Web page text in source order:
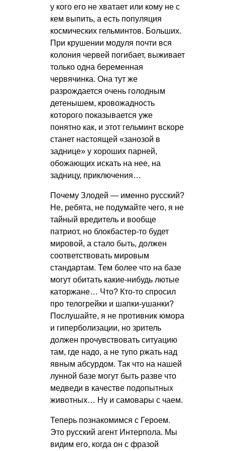
у кого его не хватает или кому не с
кем выпить, а есть популяция
космических гельминтов. Больших.
При крушении модуля почти вся
колония червей погибает, выживает
только одна беременная
червячинка. Она тут же
разрождается очень голодным
детенышем, кровожадность
которого показывается уже
понятно как, и этот гельминт вскоре
станет настоящей «занозой в
заднице» у хороших парней,
обожающих искать на нее, на
задницу, приключения…
Почему Злодей — именно русский?
Не, ребята, не подумайте чего, я не
тайный вредитель и вообще
патриот, но блокбастер-то будет
мировой, а стало быть, должен
соответствовать мировым
стандартам. Тем более что на базе
могут обитать какие-нибудь лютые
каторжане… Что? Кто-то спросил
про телогрейки и шапки-ушанки?
Послушайте, я не противник юмора
и гиперболизации, но зритель
должен прочувствовать ситуацию
там, где надо, а не тупо ржать над
явным абсурдом. Так что на нашей
лунной базе могут быть разве что
медведи в качестве подопытных
животных… Ну и самовары с чаем.
Теперь познакомимся с Героем.
Это русский агент Интерпола. Мы
видим его, когда он с фразой